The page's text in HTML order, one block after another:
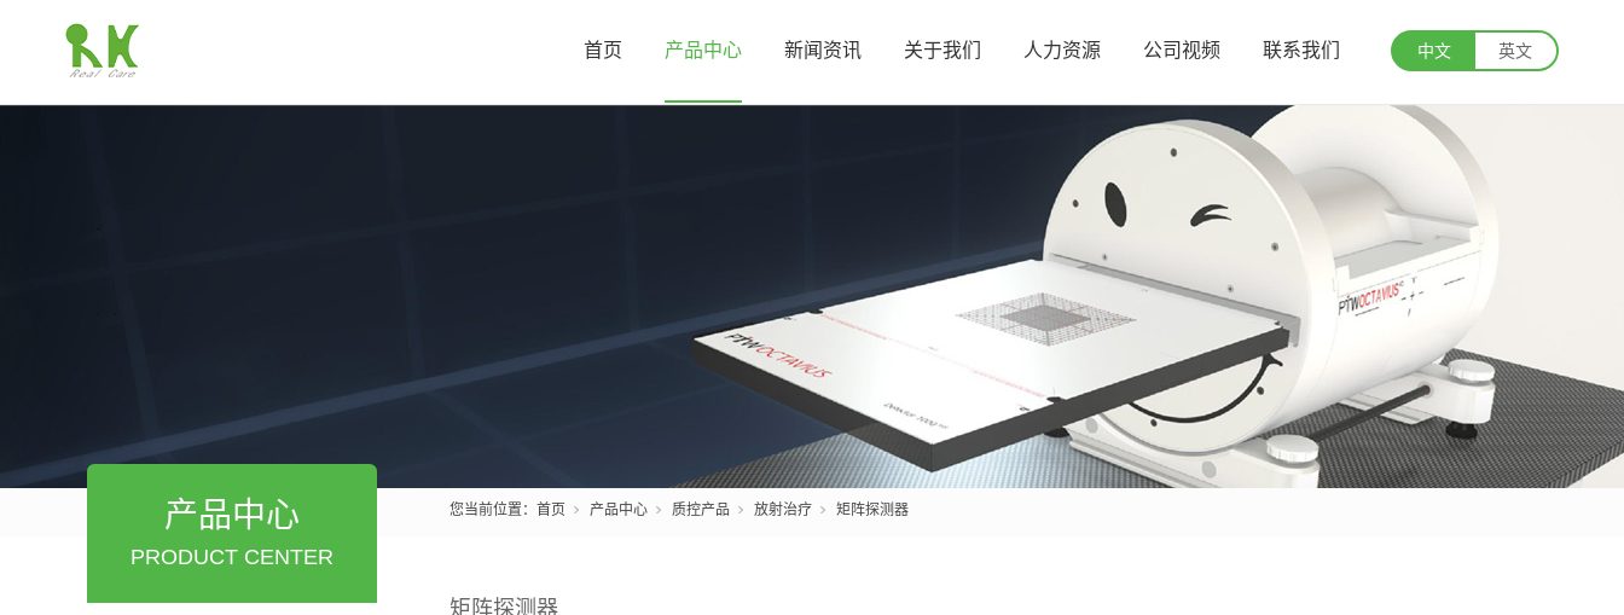
首页 产品中心 新闻资讯 关于我们 人力资源 公司视频 联系我们 中文 英文
您当前位置： 首页 产品中心 质控产品 放射治疗 矩阵探测器
产品中心
PRODUCT CENTER
矩阵探测器